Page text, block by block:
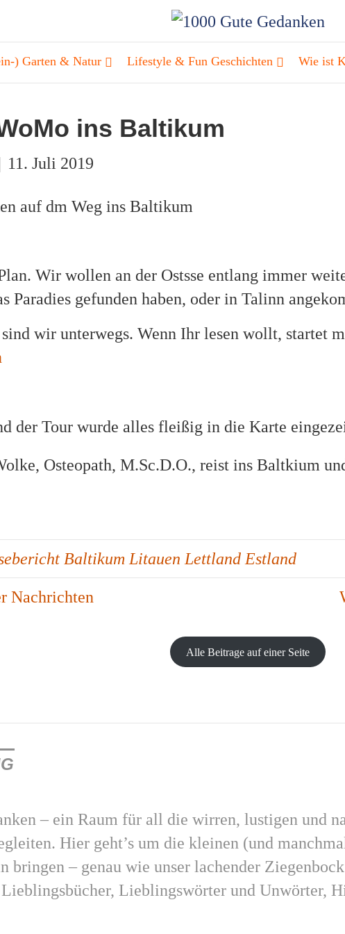
) Garten & Natur Lifestyle & Fun Geschichten Wie ist
ins Baltikum
11. Juli 2019
Wir wollen an der Ostsse entlang immer
Paradies gefunden haben, oder in Talinn
wir unterwegs. Wenn Ihr lesen wollt, startet
der Tour wurde alles fleißig in die Karte
Baltikum Litauen Lettland Estland
Nachrichten
Alle Beitrage auf einer Seite
– ein Raum für all die wirren, lustigen und
Hier geht’s um die kleinen (und
bringen – genau wie unser lachender
Lieblingswörter und Unwörter,